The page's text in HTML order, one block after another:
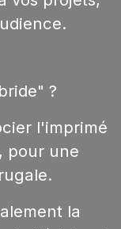
?
l'imprimé
pour une
.
la